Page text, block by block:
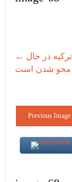
←
محو شدن است
Previous Image